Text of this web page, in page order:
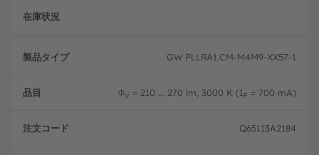
GW PLLRA1.CM-M4M9-XX57-1
ΦV = 210 ... 270 lm, 3000 K (IF = 700 mA)
Q65113A2184